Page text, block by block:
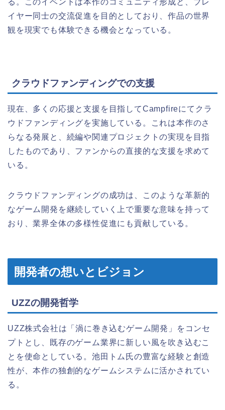
イヤー同士の交流促進を目的としており、作品の世界
観を現実でも体験できる機会となっている。
クラウドファンディングでの支援
現在、多くの応援と支援を目指してCampfireにてクラ
ウドファンディングを実施している。これは本作のさ
らなる発展と、続編や関連プロジェクトの実現を目指
したものであり、ファンからの直接的な支援を求めて
いる。
クラウドファンディングの成功は、このような革新的
なゲーム開発を継続していく上で重要な意味を持って
おり、業界全体の多様性促進にも貢献している。
開発者の想いとビジョン
UZZの開発哲学
UZZ株式会社は「渦に巻き込むゲーム開発」をコンセ
プトとし、既存のゲーム業界に新しい風を吹き込むこ
とを使命としている。池田トム氏の豊富な経験と創造
性が、本作の独創的なゲームシステムに活かされてい
る。